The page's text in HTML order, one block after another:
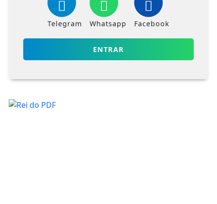
Telegram Whatsapp Facebook
ENTRAR